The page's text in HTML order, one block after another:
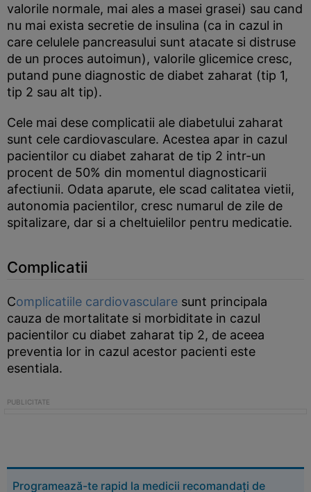
valorile normale, mai ales a masei grasei) sau cand
nu mai exista secretie de insulina (ca in cazul in
care celulele pancreasului sunt atacate si distruse
de un proces autoimun), valorile glicemice cresc,
putand pune diagnostic de diabet zaharat (tip 1,
tip 2 sau alt tip).
Cele mai dese complicatii ale diabetului zaharat
sunt cele cardiovasculare. Acestea apar in cazul
pacientilor cu diabet zaharat de tip 2 intr-un
procent de 50% din momentul diagnosticarii
afectiunii. Odata aparute, ele scad calitatea vietii,
autonomia pacientilor, cresc numarul de zile de
spitalizare, dar si a cheltuielilor pentru medicatie.
Complicatii
Complicatiile cardiovasculare sunt principala
cauza de mortalitate si morbiditate in cazul
pacientilor cu diabet zaharat tip 2, de aceea
preventia lor in cazul acestor pacienti este
esentiala.
Programează-te rapid la medicii recomandați de